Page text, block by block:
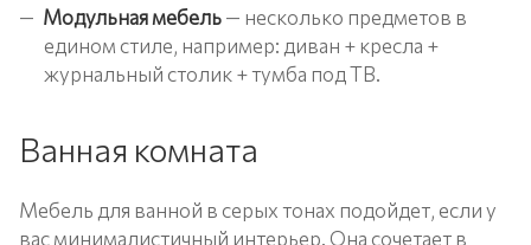
Модульная мебель— несколько предметов в
едином стиле, например: диван + кресла +
журнальный столик + тумба под ТВ.
Ванная комната
Мебель для ванной в серых тонах подойдет, если у
вас минималистичный интерьер. Она сочетает в